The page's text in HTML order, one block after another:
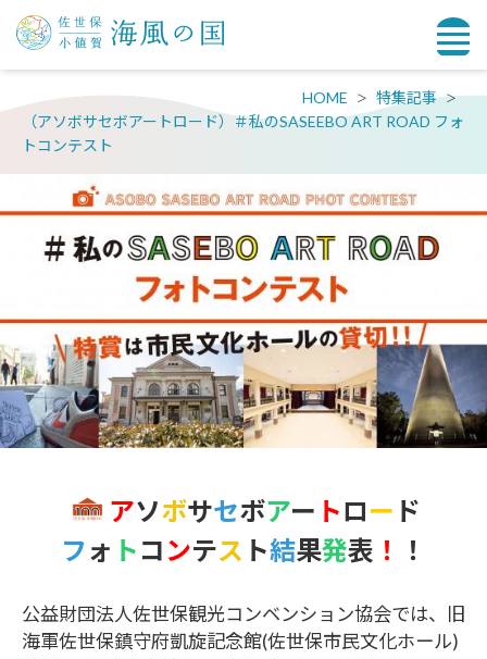
HOME
特集記事
（アソボサセボアートロード）＃私のSASEEBO ART ROAD フォ
トコンテスト
アソボサセボアー トロー ド
フォ ト コ ンテス ト結果発表 ！ ！
公益財団法人佐世保観光コンベンション協会では、旧
海軍佐世保鎮守府凱旋記念館(佐世保市民文化ホール)